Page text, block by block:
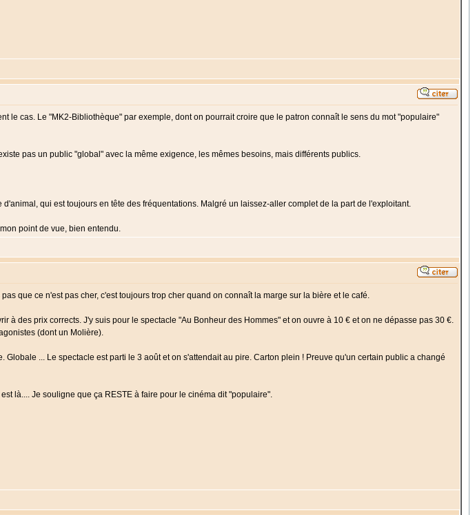
le cas. Le "MK2-Bibliothèque" par exemple, dont on pourrait croire que le patron connaît le sens du mot "populaire"
pas un public "global" avec la même exigence, les mêmes besoins, mais différents publics.
qui est toujours en tête des fréquentations. Malgré un laissez-aller complet de la part de l'exploitant.
point de vue, bien entendu.
que ce n'est pas cher, c'est toujours trop cher quand on connaît la marge sur la bière et le café.
à des prix corrects. J'y suis pour le spectacle "Au Bonheur des Hommes" et on ouvre à 10 € et on ne dépasse pas 30 €.
(dont un Molière).
... Le spectacle est parti le 3 août et on s'attendait au pire. Carton plein ! Preuve qu'un certain public a changé
là.... Je souligne que ça RESTE à faire pour le cinéma dit "populaire".